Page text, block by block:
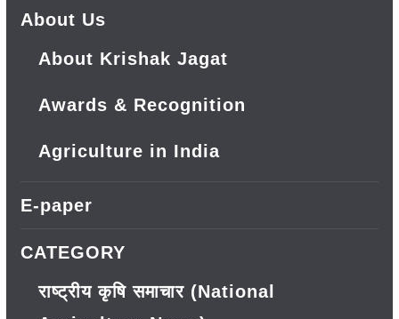
About Us
About Krishak Jagat
Awards & Recognition
Agriculture in India
E-paper
CATEGORY
राष्ट्रीय कृषि समाचार (National